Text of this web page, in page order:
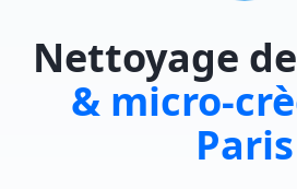
Nettoyage de
& micro-
Paris